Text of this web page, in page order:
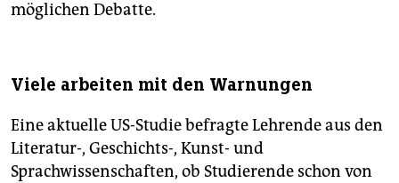
möglichen Debatte.
Viele arbeiten mit den Warnungen
Eine aktuelle US-Studie befragte Lehrende aus den
Literatur-, Geschichts-, Kunst- und
Sprachwissenschaften, ob Studierende schon von